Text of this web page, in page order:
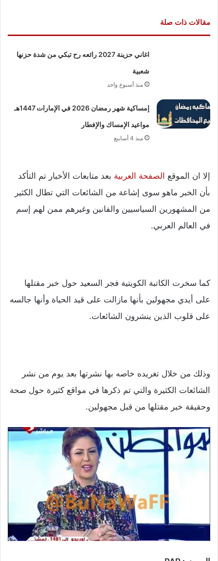
مقالات ذات صلة
اغاني حزينة 2027 رائعه رح تبكي من شدة حزنها
شعبية
منذ أسبوع واحد
إمساكية شهر رمضان 2026 في الإمارات 1447هـ
مواعيد الإمساك والإفطار
منذ 4 أسابيع
إلا ان الموقع الصفحة العربية بعد متابعات الأخبار تم التأكد
بأن الخبر ماهو سوى إشاعة من الشائعات التي تطال الكثير
من المشهورين السياسيين والفانين وغيرهم ممن لهم إسم
في العالم العربي.
كما سخرت الكاتبة الكويتية فجر السعيد حول خبر مقتلها
على أيدي مجهولين بأنها مازالت على قيد الحياة وأنها جالسه
على قلوب الذين ينشرون الشائعات.
وذلك من خلال تغريده خاصه بها نشرتها بعد يوم من نشر
الشائعات الكثيرة والتي تم ذكرها في مواقع كثيرة حول صحة
وحقيقة خبر مقتلها من قبل مجهولين.